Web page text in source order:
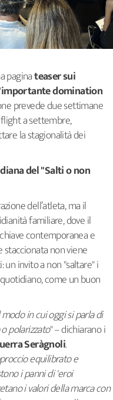
paginateaser sui
domination
prevede due settimane
a settembre,
la stagionalità dei
del "Salti o non
dell’atleta, ma il
familiare, dove il
contemporanea e
staccionata non viene
invito a non "saltare" i
come un buon
in cui oggi si parla di
polarizzato" – dichiarano i
Seràgnoli.
equilibrato e
i panni di 'eroi
i valori della marca con